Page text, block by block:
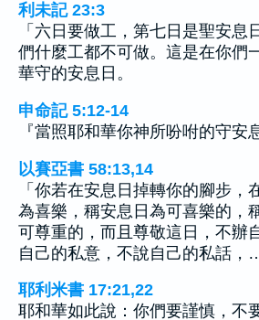
利未記 23:3
「六日要做工，第七日是聖安息
們什麼工都不可做。這是在你們
華守的安息日。
申命記 5:12-14
『當照耶和華你神所吩咐的守
以賽亞書 58:13,14
「你若在安息日掉轉你的腳步，
為喜樂，稱安息日為可喜樂的，
可尊重的，而且尊敬這日，不辦
自己的私意，不說自己的私話，
耶利米書 17:21,22
耶和華如此說：你們要謹慎，不